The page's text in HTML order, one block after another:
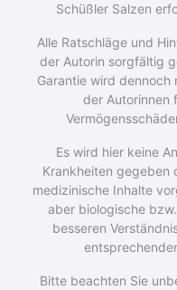
Schüßler Salzen
Alle Ratschläge und
der Autorin sorgfältig
Garantie wird dennoch
der Autorinnen
Es wird hier keine
Krankheiten gegeben
medizinische Inhalte
aber biologische
besseren
Bitte beachten Sie